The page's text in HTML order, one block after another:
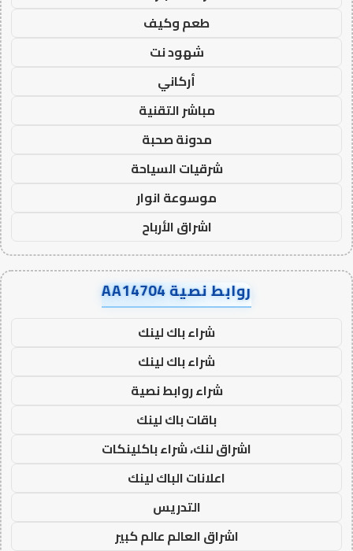
طعم وكيف
شهود نت
أركاني
مباشر التقنية
مدونة صحبة
شرقيات السياحة
موسوعة انوار
اشراق الأرباح
روابط نصية AA14704
شراء باك لينك
شراء باك لينك
شراء روابط نصية
باقات باك لينك
اشراق لنك، شراء باكلينكات
اعلانات الباك لينك
التدريس
اشراق العالم عالم كبير